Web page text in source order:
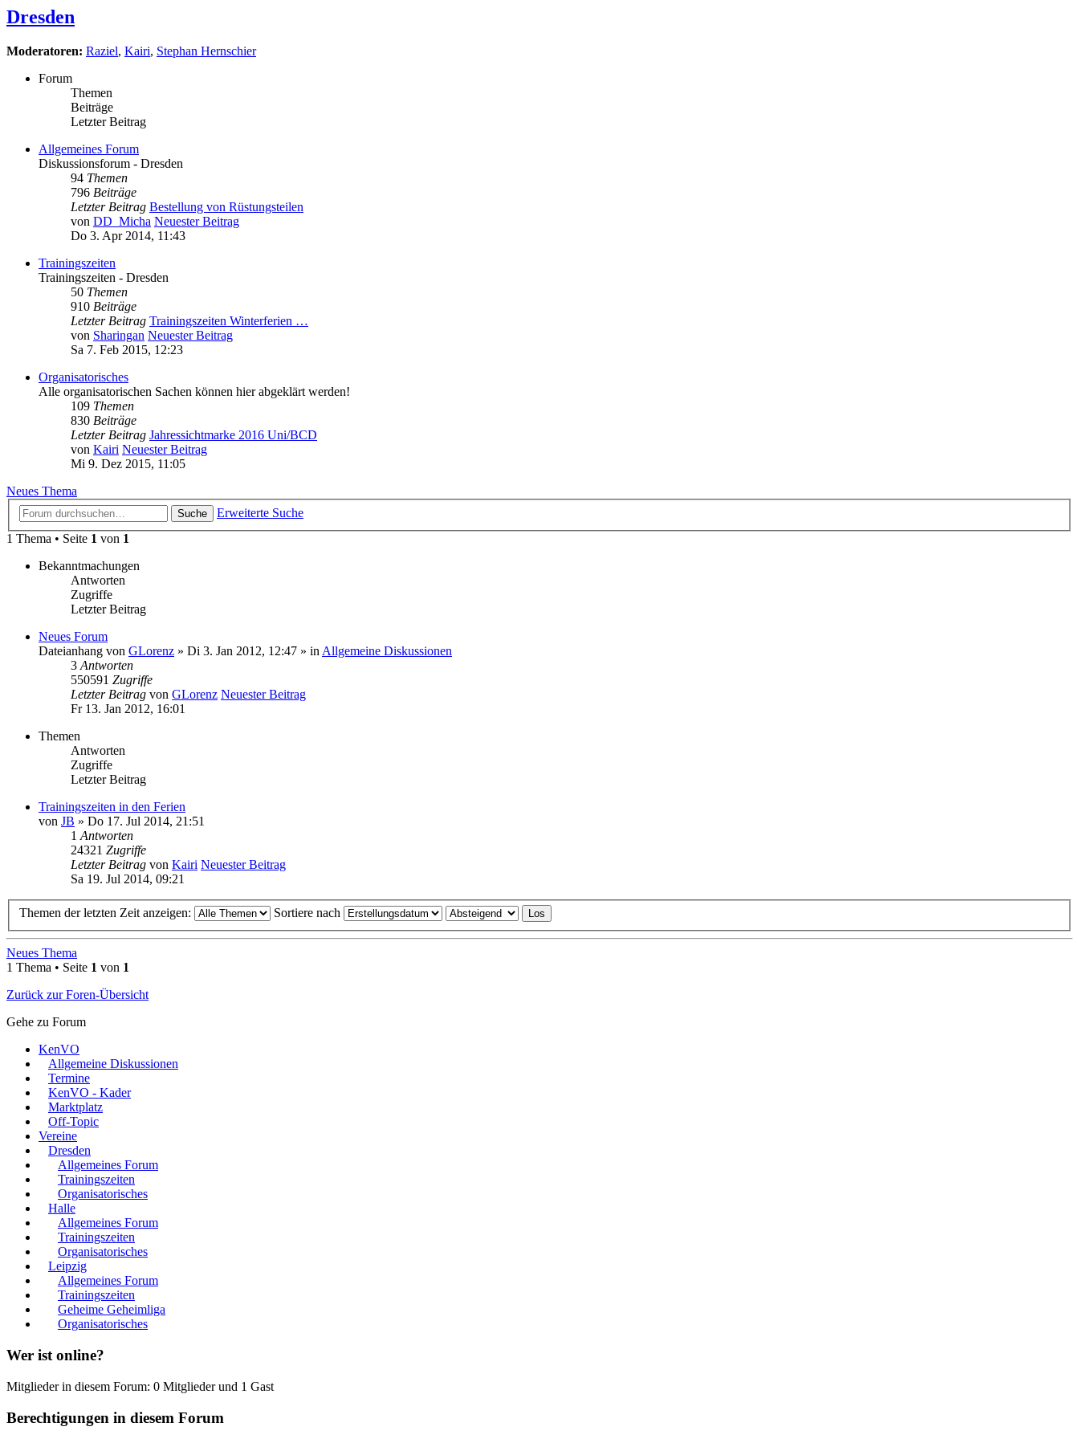
Dresden
Moderatoren: Raziel, Kairi, Stephan Hernschier
Forum
Themen
Beiträge
Letzter Beitrag
Allgemeines Forum
Diskussionsforum - Dresden
94 Themen
796 Beiträge
Letzter Beitrag Bestellung von Rüstungsteilen
von DD_Micha Neuester Beitrag
Do 3. Apr 2014, 11:43
Trainingszeiten
Trainingszeiten - Dresden
50 Themen
910 Beiträge
Letzter Beitrag Trainingszeiten Winterferien …
von Sharingan Neuester Beitrag
Sa 7. Feb 2015, 12:23
Organisatorisches
Alle organisatorischen Sachen können hier abgeklärt werden!
109 Themen
830 Beiträge
Letzter Beitrag Jahressichtmarke 2016 Uni/BCD
von Kairi Neuester Beitrag
Mi 9. Dez 2015, 11:05
Neues Thema
Suche
Erweiterte Suche
1 Thema • Seite 1 von 1
Bekanntmachungen
Antworten
Zugriffe
Letzter Beitrag
Neues Forum
Dateianhang von GLorenz » Di 3. Jan 2012, 12:47 » in Allgemeine Diskussionen
3 Antworten
550591 Zugriffe
Letzter Beitrag von GLorenz Neuester Beitrag
Fr 13. Jan 2012, 16:01
Themen
Antworten
Zugriffe
Letzter Beitrag
Trainingszeiten in den Ferien
von JB » Do 17. Jul 2014, 21:51
1 Antworten
24321 Zugriffe
Letzter Beitrag von Kairi Neuester Beitrag
Sa 19. Jul 2014, 09:21
Themen der letzten Zeit anzeigen: Sortiere nach
Neues Thema
1 Thema • Seite 1 von 1
Zurück zur Foren-Übersicht
Gehe zu Forum
KenVO
Allgemeine Diskussionen
Termine
KenVO - Kader
Marktplatz
Off-Topic
Vereine
Dresden
Allgemeines Forum
Trainingszeiten
Organisatorisches
Halle
Allgemeines Forum
Trainingszeiten
Organisatorisches
Leipzig
Allgemeines Forum
Trainingszeiten
Geheime Geheimliga
Organisatorisches
Wer ist online?
Mitglieder in diesem Forum: 0 Mitglieder und 1 Gast
Berechtigungen in diesem Forum